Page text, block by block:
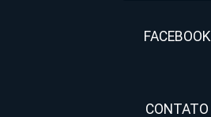
FACEBOOK
CONTATO